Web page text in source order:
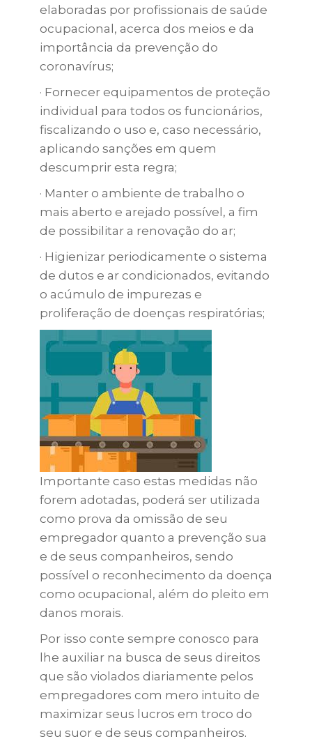
elaboradas por profissionais de saúde
ocupacional, acerca dos meios e da
importância da prevenção do
coronavírus;
· Fornecer equipamentos de proteção
individual para todos os funcionários,
fiscalizando o uso e, caso necessário,
aplicando sanções em quem
descumprir esta regra;
· Manter o ambiente de trabalho o
mais aberto e arejado possível, a fim
de possibilitar a renovação do ar;
· Higienizar periodicamente o sistema
de dutos e ar condicionados, evitando
o acúmulo de impurezas e
proliferação de doenças respiratórias;
Importante caso estas medidas não
forem adotadas, poderá ser utilizada
como prova da omissão de seu
empregador quanto a prevenção sua
e de seus companheiros, sendo
possível o reconhecimento da doença
como ocupacional, além do pleito em
danos morais.
Por isso conte sempre conosco para
lhe auxiliar na busca de seus direitos
que são violados diariamente pelos
empregadores com mero intuito de
maximizar seus lucros em troco do
seu suor e de seus companheiros.